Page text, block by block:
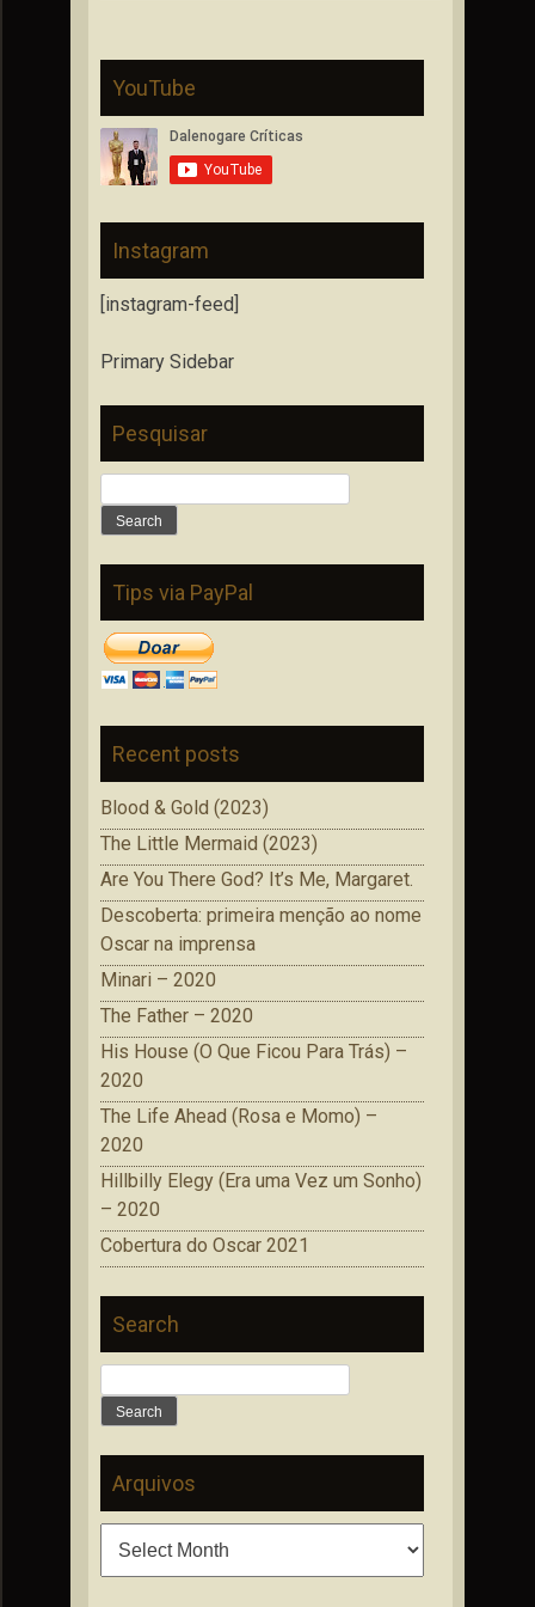
YouTube
Instagram
[instagram-feed]
Primary Sidebar
Pesquisar
for:
Tips via PayPal
Recent posts
Blood & Gold (2023)
The Little Mermaid (2023)
Are You There God? It’s Me, Margaret.
Descoberta: primeira menção ao nome
Oscar na imprensa
Minari – 2020
The Father – 2020
His House (O Que Ficou Para Trás) –
2020
The Life Ahead (Rosa e Momo) –
2020
Hillbilly Elegy (Era uma Vez um Sonho)
– 2020
Cobertura do Oscar 2021
Search
for:
Arquivos